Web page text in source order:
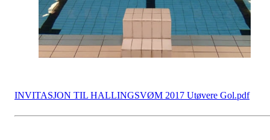
INVITASJON TIL HALLINGSVØM 2017 Utøvere Gol.pdf